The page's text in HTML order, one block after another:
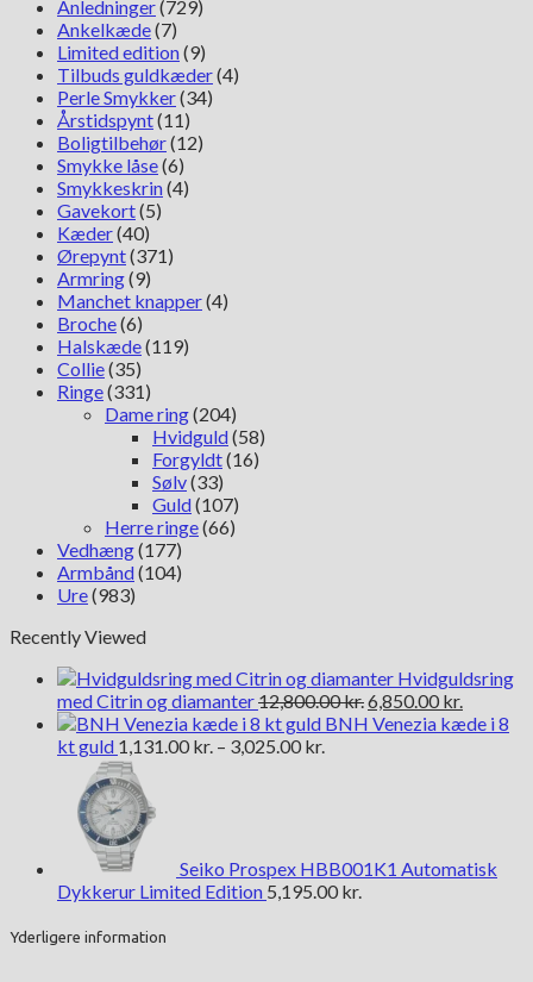
Anledninger(729)
Ankelkæde(7)
Limited edition(9)
Tilbuds guldkæder(4)
Perle Smykker(34)
Årstidspynt(11)
Boligtilbehør(12)
Smykke låse(6)
Smykkeskrin(4)
Gavekort(5)
Kæder(40)
Ørepynt(371)
Armring(9)
Manchet knapper(4)
Broche(6)
Halskæde(119)
Collie(35)
Ringe(331)
Dame ring(204)
Hvidguld(58)
Forgyldt(16)
Sølv(33)
Guld(107)
Herre ringe(66)
Vedhæng(177)
Armbånd(104)
Ure(983)
Recently Viewed
Hvidguldsring
med Citrin og diamanter12,800.00kr.Den
oprindelige
6,850.00 kr.
aktuelle
BNH Venezia kæde i 8
kt guld 1,131.00 kr. – 3,025.00 kr.
Seiko Prospex HBB001K1 Automatisk
Dykkerur Limited Edition 5,195.00 kr.
Yderligere information